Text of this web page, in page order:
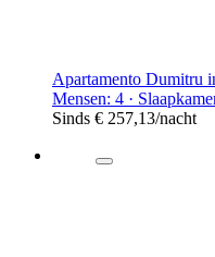
Apartamento Dumitru
Mensen: 4 ·
Sinds € 257,13/nacht